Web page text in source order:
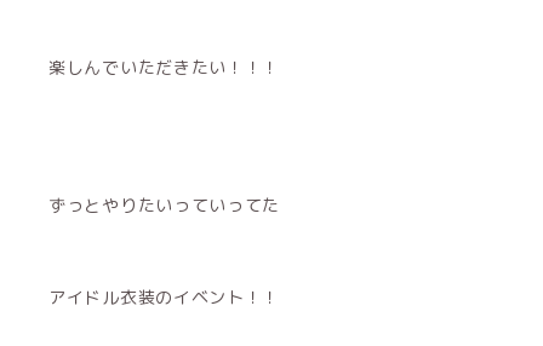
楽しんでいただきたい！！！
ずっとやりたいっていってた
アイドル衣装のイベント！！